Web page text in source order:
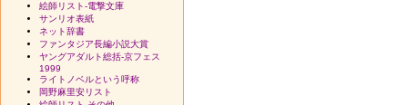
絵師リスト-電撃文庫
サンリオ表紙
ネット辞書
ファンタジア長編小説大賞
ヤングアダルト総括-京フェス
1999
ライトノベルという呼称
岡野麻里安リスト